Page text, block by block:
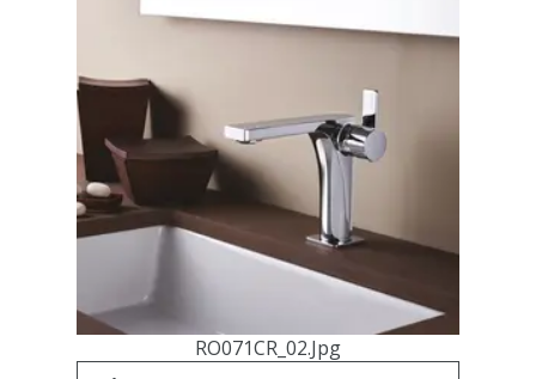
RO071CR_02.jpg